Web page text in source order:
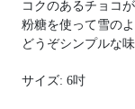
コクのあるチョコ
粉糖を使って雪の
どうぞシンプルな
サイズ: 6吋